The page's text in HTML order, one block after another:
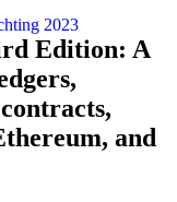
2023
Edition: A
and